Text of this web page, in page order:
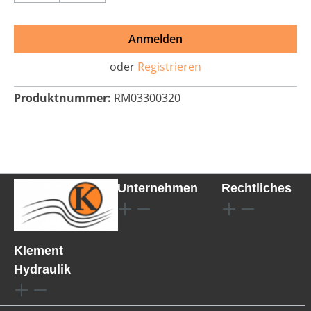
Anmelden
oder Registrieren
Produktnummer: RM03300320
Klement
Hydraulik
Unternehmen Rechtliches